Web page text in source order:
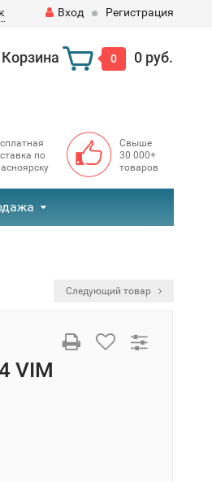
Вход Регистрация
Корзина 0 0 руб.
по
Свыше
30 000+
товаров
Следующий товар
VIM